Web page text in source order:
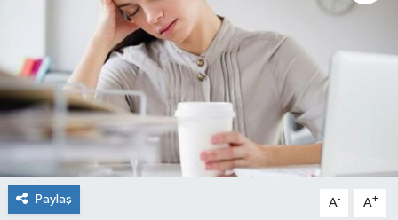
Paylaş A- A+